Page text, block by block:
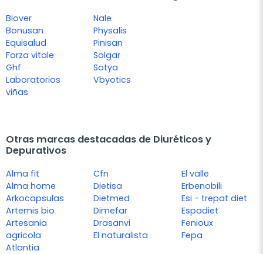
Biover
Bonusan
Equisalud
Forza vitale
Ghf
Laboratorios
viñas
Nale
Physalis
Pinisan
Solgar
Sotya
Vbyotics
Otras marcas destacadas de Diuréticos y
Depurativos
Alma fit
Alma home
Arkocapsulas
Artemis bio
Artesania
agricola
Atlantia
Cfn
Dietisa
Dietmed
Dimefar
Drasanvi
El naturalista
El valle
Erbenobili
Esi - trepat diet
Espadiet
Fenioux
Fepa